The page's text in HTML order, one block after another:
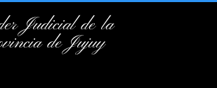
Judicial de la
de Jujuy